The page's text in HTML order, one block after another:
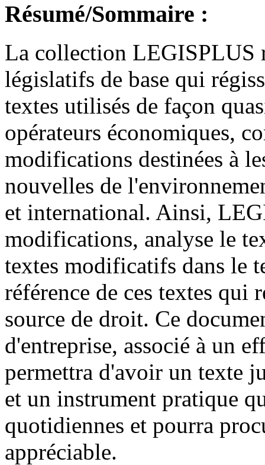
Résumé/Sommaire :
La collection LEGISPLUS
législatifs de base qui
textes utilisés de façon
opérateurs économiques,
modifications destinées à
nouvelles de
et international. Ainsi,
modifications, analyse le
textes modificatifs dans le
référence de ces textes qui
source de droit. Ce
d'entreprise, associé à un
permettra d'avoir un texte
et un instrument pratique
quotidiennes et pourra
appréciable.